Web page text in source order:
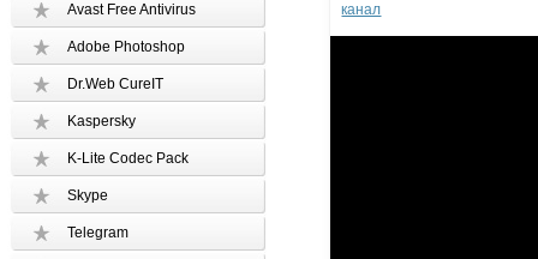
Avast Free Antivirus
Adobe Photoshop
Dr.Web CureIT
Kaspersky
K-Lite Codec Pack
Skype
Telegram
канал